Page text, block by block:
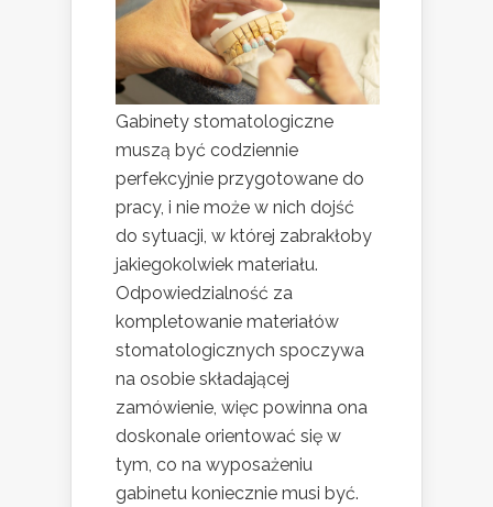
Gabinety stomatologiczne
muszą być codziennie
perfekcyjnie przygotowane do
pracy, i nie może w nich dojść
do sytuacji, w której zabrakłoby
jakiegokolwiek materiału.
Odpowiedzialność za
kompletowanie materiałów
stomatologicznych spoczywa
na osobie składającej
zamówienie, więc powinna ona
doskonale orientować się w
tym, co na wyposażeniu
gabinetu koniecznie musi być.